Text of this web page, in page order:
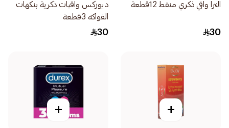
الترا واقي ذكري منقط 12قطعة
30
ديوركس واقيات ذكرية بنكهات
الفواكه 3قطعة
30
+
+